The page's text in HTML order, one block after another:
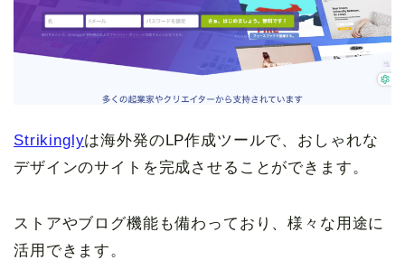
Strikinglyは海外発のLP作成ツールで、おしゃれな
デザインのサイトを完成させることができます。
ストアやブログ機能も備わっており、様々な用途に
活用できます。